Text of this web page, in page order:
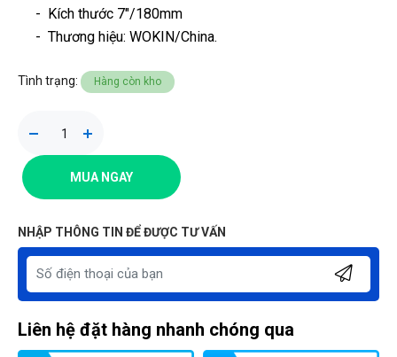
- Kích thước 7"/180mm
- Thương hiệu: WOKIN/China.
Tình trạng: Hàng còn kho
MUA NGAY
NHẬP THÔNG TIN ĐỂ ĐƯỢC TƯ VẤN
Liên hệ đặt hàng nhanh chóng qua